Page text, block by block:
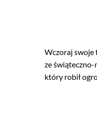
Wczoraj swoje
ze świąteczno-
który robił